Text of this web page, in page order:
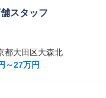
スタッフ
都大田区大森北
～27万円